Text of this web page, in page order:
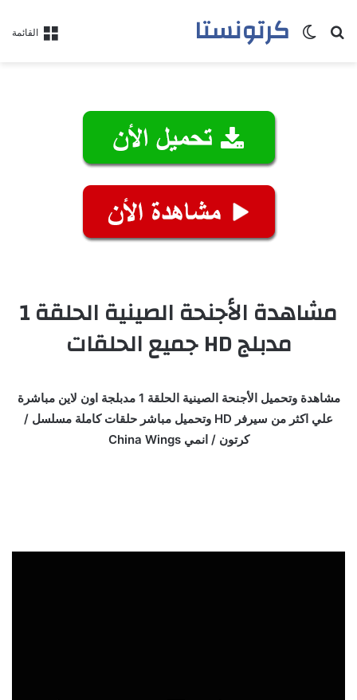
القائمة كرتونستابحث عنالوضع المظلم
مشاهدة الأجنحة الصينية الحلقة 1
مدبلج HD جميع الحلقات
مشاهدة وتحميل الأجنحة الصينية الحلقة 1 مدبلجة اون لاين مباشرة
علي اكثر من سيرفر HD وتحميل مباشر حلقات كاملة مسلسل /
كرتون / انمي China Wings